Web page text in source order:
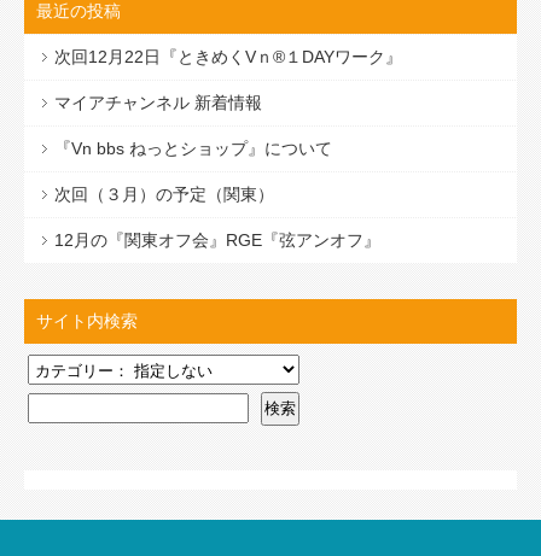
最近の投稿
次回12月22日『ときめくVｎ®１DAYワーク』
マイアチャンネル 新着情報
『Vn bbs ねっとショップ』について
次回（３月）の予定（関東）
12月の『関東オフ会』RGE『弦アンオフ』
サイト内検索